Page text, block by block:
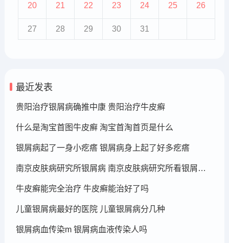
20 21 22 23 24 25 26
27 28 29 30 31
最近发表
贵阳治疗银屑病确推中康 贵阳治疗牛皮癣
什么是淘宝首图牛皮癣 淘宝首淘首页是什么
银屑病起了一身小疙瘩 银屑病身上起了好多疙瘩
南京皮肤病研究所银屑病 南京皮肤病研究所看银屑病哪个医生厉害
牛皮癣能完全治疗 牛皮癣能治好了吗
儿童银屑病最好的医院 儿童银屑病分几种
银屑病血传染m 银屑病血液传染人吗